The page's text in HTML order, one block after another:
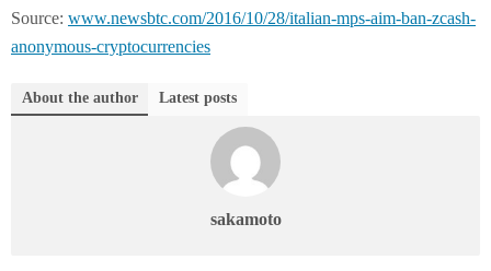
Source: www.newsbtc.com/2016/10/28/italian-mps-aim-ban-zcash-
anonymous-cryptocurrencies
About the author Latest posts
sakamoto